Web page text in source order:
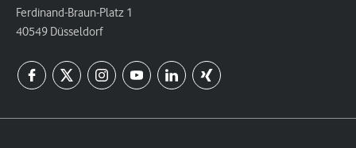
Ferdinand-Braun-Platz 1
40549 Düsseldorf